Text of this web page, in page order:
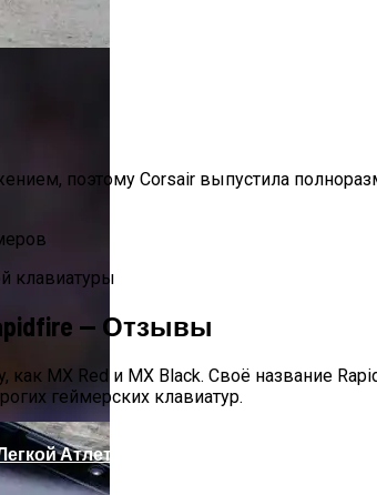
Весов
Атлетике
поэтому Corsair выпустила
клавиатуры
— Отзывы
MX Red и MX Black. Своё название
геймерских клавиатур.